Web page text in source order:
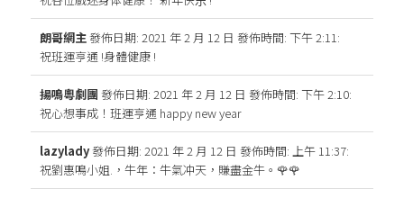
朗哥網主發佈日期: 2021 年 2 月 12 日 發佈時間: 下午 2:11:
祝班運亨通 !身體健康 !
揚鳴粵劇團發佈日期: 2021 年 2 月 12 日 發佈時間: 下午 2:10:
祝心想事成！班運亨通 happy new year
lazylady發佈日期: 2021 年 2 月 12 日 發佈時間: 上午 11:37:
祝劉惠鳴小姐.，牛年：牛氣冲天，賺盡金牛。🌹🌹